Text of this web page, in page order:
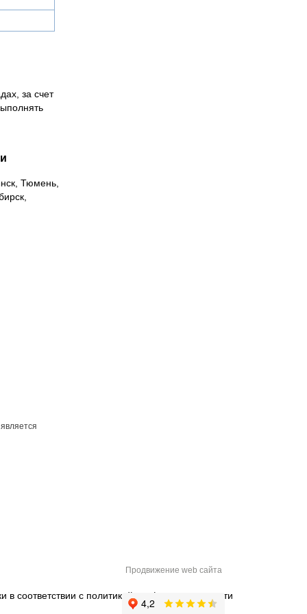
за счет
Тюмень,
Продвижение web сайта
в соответствии с политикой конфиденциальности